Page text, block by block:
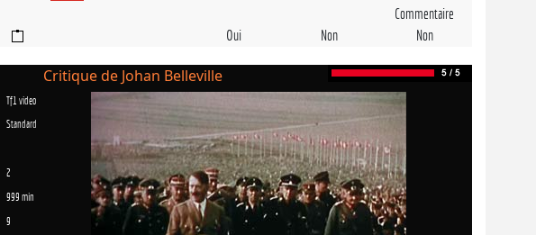
Commentaire
Oui Non Non
Critique de Johan Belleville
Tf1 video
Standard
2
999 min
9